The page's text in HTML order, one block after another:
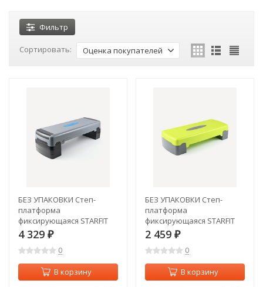
Фильтр
Сортировать: Оценка покупателей
БЕЗ УПАКОВКИ Степ-
платформа
фиксирующаяся STARFIT
SP-204 90х32х25 см, 3-
уровневая (2127731)
4 329 ₽
0
В корзину
БЕЗ УПАКОВКИ Степ-
платформа
фиксирующаяся STARFIT
SP-103 65х26х15 см, 2-х
уровневая, лаймовый
(2134156)
2 459 ₽
0
В корзину